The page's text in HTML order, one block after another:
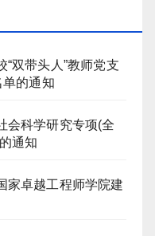
双带头人”教师党支
单的通知
会科学研究专项(全
通知
家卓越工程师学院建